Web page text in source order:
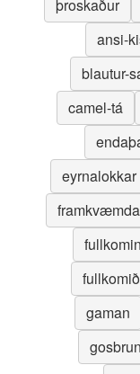
þroskaður
ansi-
blautur-
camel-tá
eyrnalokkar
gaman